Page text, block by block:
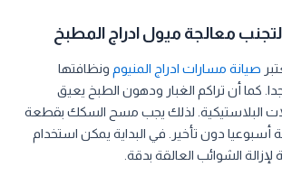
لتجنب معالجة ميول ادراج المطبخ
صيانة مسارات ادراج المنيوم ونظافتها
كما أن تراكم الغبار ودهون الطبخ يعيق
البلاستيكية. لذلك يجب مسح السكك بقطعة
دون تأخير. في البداية يمكن استخدام
الشوائب العالقة بدقة.